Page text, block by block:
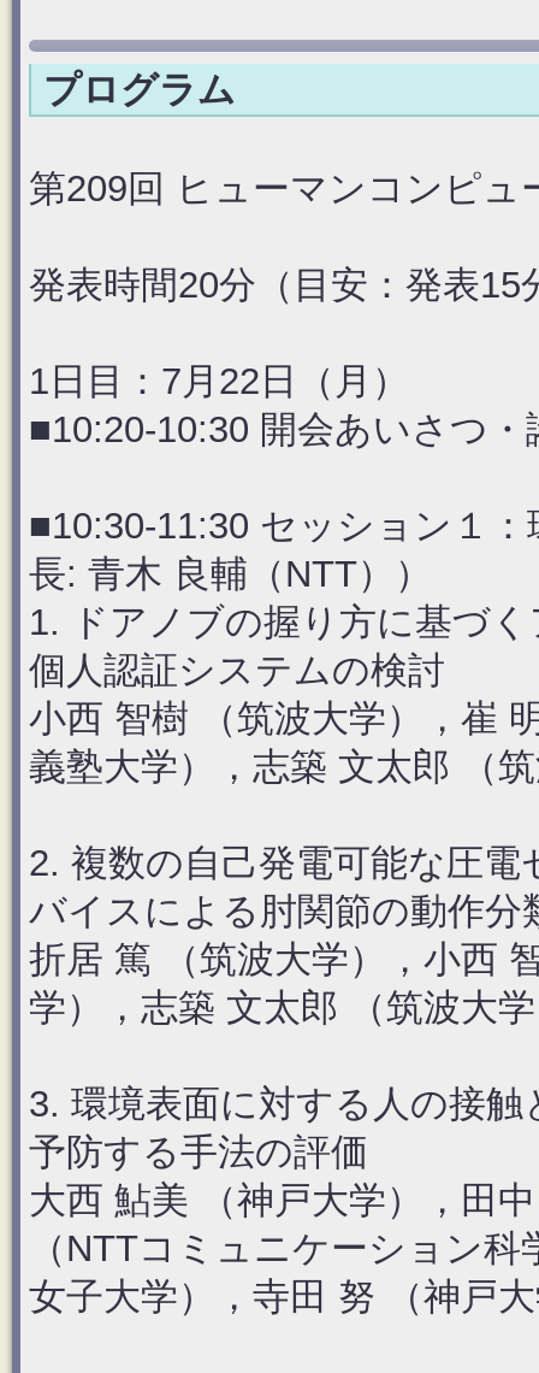
プログラム
第209回 ヒューマンコンピ
発表時間20分（目安：発表
1日目：7月22日（月）
■10:20-10:30 開会あいさつ・
■10:30-11:30 セッション１
長: 青木 良輔（NTT））
1. ドアノブの握り方に基づ
個人認証システムの検討
小西 智樹 （筑波大学），崔
義塾大学），志築 文太郎 （
2. 複数の自己発電可能な圧
バイスによる肘関節の動作分
折居 篤 （筑波大学），小西
学），志築 文太郎 （筑波大
3. 環境表面に対する人の接
予防する手法の評価
大西 鮎美 （神戸大学），田
（NTTコミュニケーション
女子大学），寺田 努 （神戸